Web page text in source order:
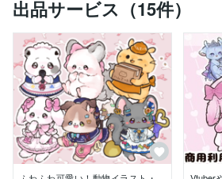
株式会社雲養様
Liebe Liebe Liebe様
アイドルグループMORE*|青木里菜
※ 連絡は何時でもお気軽にください
こちらから夜中にご連絡することも
Gの場合はお伝えいただけますと幸
※お描きしたイラストは、実績とし
せていただく場合がございます。サ
合はオプション購入をお願いいたし
出品サービス（15件）